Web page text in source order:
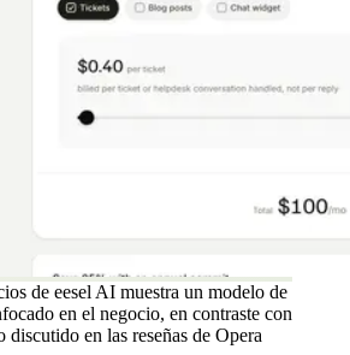
de eesel AI muestra un modelo de
en el negocio, en contraste con
discutido en las reseñas de Opera